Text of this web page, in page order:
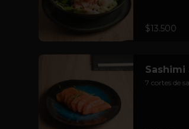
$13.500
Sashimi
7 cortes de